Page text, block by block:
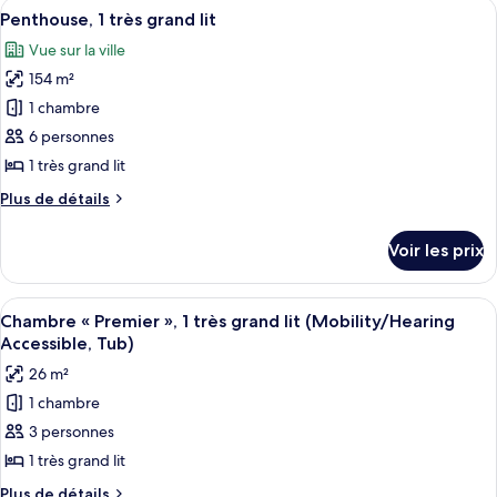
grand
lit
de
Suite,
très
grand
lit
Afficher
toutes
les
photos
pour
ce
type
chambre :
très
grand
lit
9
Penthouse, 1 très grand lit
Vue sur la ville
154 m²
1 chambre
6 personnes
1 très grand lit
Plus de détails
Plus
le
type
de
chambre
très
grand
lit
Voir les prix
Afficher
toutes
les
photos
pour
ce
type
de
Une chambre d’hôtel avec un lit, un
3
Chambre « Premier », 1 très grand lit (Mobility/Hearing
Accessible, Tub)
26 m²
1 chambre
3 personnes
1 très grand lit
Plus